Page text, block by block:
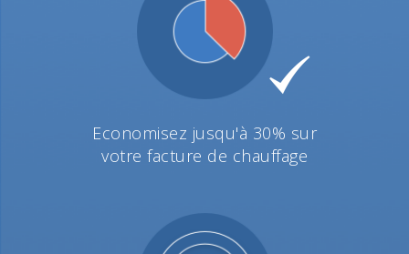
Economisez jusqu'à 30% sur
votre facture de chauffage